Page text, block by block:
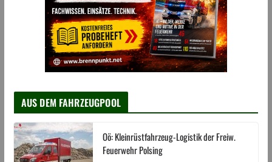
AUS DEM FAHRZEUGPOOL
Oö: Kleinrüstfahrzeug-Logistik der Freiw.
Feuerwehr Polsing